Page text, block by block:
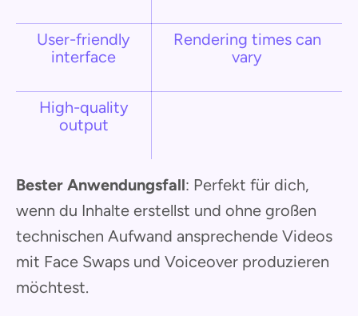
User-friendly
interface
Rendering times can
vary
High-quality
output
Bester Anwendungsfall: Perfekt für dich,
wenn du Inhalte erstellst und ohne großen
technischen Aufwand ansprechende Videos
mit Face Swaps und Voiceover produzieren
möchtest.